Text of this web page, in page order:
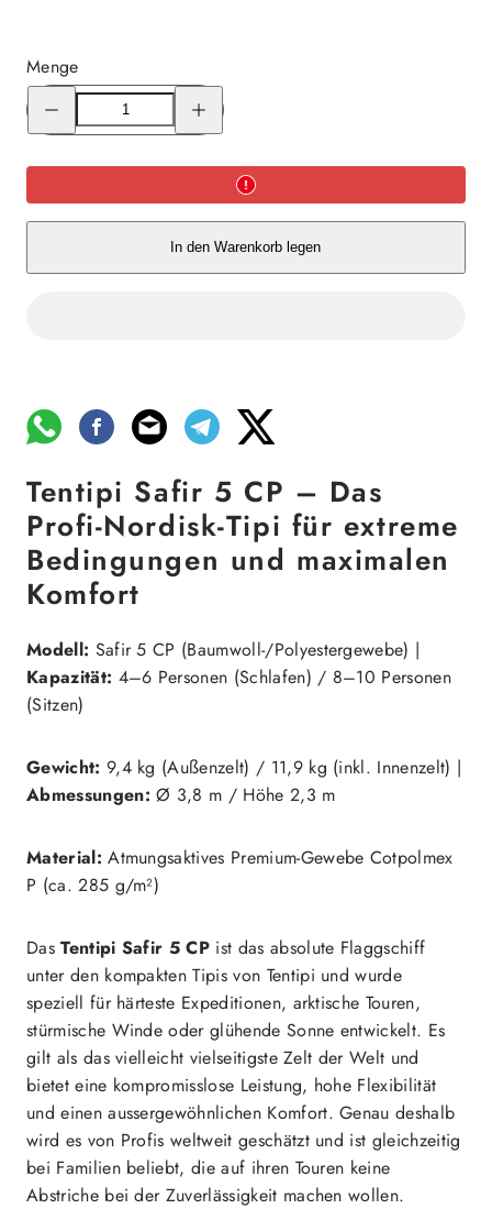
Menge
Menge
für
Tentipi
für
Tentipi
In den Warenkorb legen
Tentipi Safir 5 CP – Das
Profi-Nordisk-Tipi für extreme
Bedingungen und maximalen
Komfort
Modell: Safir 5 CP (Baumwoll-/Polyestergewebe) |
Kapazität: 4–6 Personen (Schlafen) / 8–10 Personen
(Sitzen)
Gewicht: 9,4 kg (Außenzelt) / 11,9 kg (inkl. Innenzelt) |
Abmessungen: Ø 3,8 m / Höhe 2,3 m
Material: Atmungsaktives Premium-Gewebe Cotpolmex
P (ca. 285 g/m²)
DasTentipi Safir 5 CP ist das absolute Flaggschiff
unter den kompakten Tipis von Tentipi und wurde
speziell für härteste Expeditionen, arktische Touren,
stürmische Winde oder glühende Sonne entwickelt. Es
gilt als das vielleicht vielseitigste Zelt der Welt und
bietet eine kompromisslose Leistung, hohe Flexibilität
und einen aussergewöhnlichen Komfort. Genau deshalb
wird es von Profis weltweit geschätzt und ist gleichzeitig
bei Familien beliebt, die auf ihren Touren keine
Abstriche bei der Zuverlässigkeit machen wollen.